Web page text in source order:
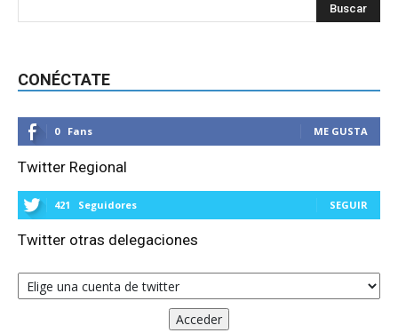
CONÉCTATE
0 Fans ME GUSTA
Twitter Regional
421 Seguidores SEGUIR
Twitter otras delegaciones